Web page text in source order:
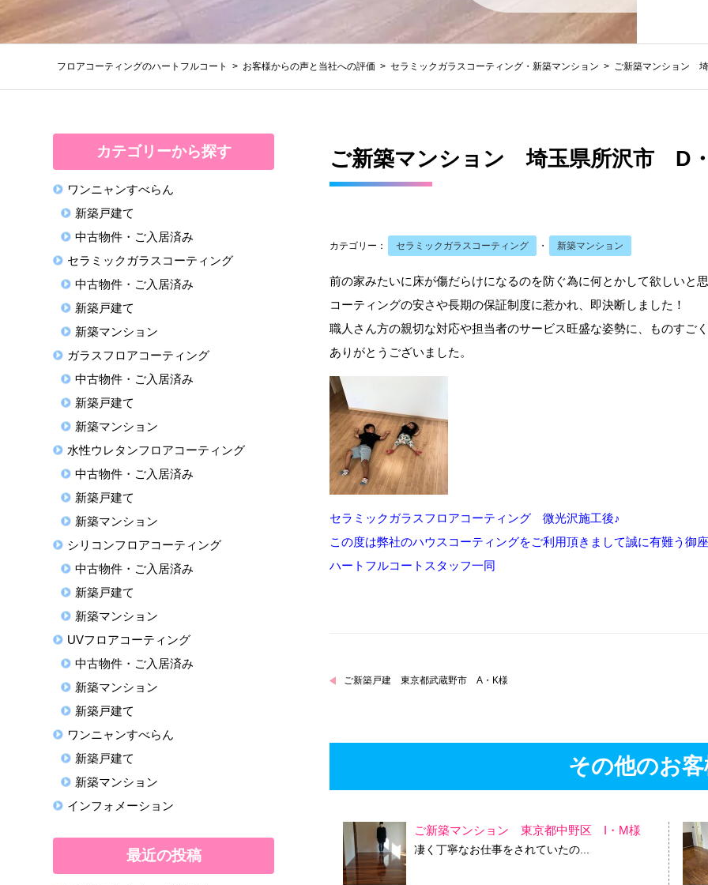
フロアコーティングのハートフルコート お客様からの声と当社への評価 セラミックガラスコーティング ・ 新築マンション ご新築マンション
ご新築マンション 埼玉県所沢市 D
カテゴリー： セラミックガラスコーティング ・ 新築マンション
前の家みたいに床が傷だらけになるのを防ぐ為に何とかして欲しいと
コーティングの安さや長期の保証制度に惹かれ、即決断しました！
職人さん方の親切な対応や担当者のサービス旺盛な姿勢に、ものすご
ありがとうございました。
セラミックガラスフロアコーティング 微光沢施工後♪
この度は弊社のハウスコーティングをご利用頂きまして誠に有難う御座
ハートフルコートスタッフ一同
ご新築戸建 東京都武蔵野市 A・K様
その他のお
ご新築マンション 東京都中野区 I・M様
凄く丁寧なお仕事をされていたの...
カテゴリーから探す
ワンニャンすべらん
新築戸建て
中古物件・ご入居済み
セラミックガラスコーティング
中古物件・ご入居済み
新築戸建て
新築マンション
ガラスフロアコーティング
中古物件・ご入居済み
新築戸建て
新築マンション
水性ウレタンフロアコーティング
中古物件・ご入居済み
新築戸建て
新築マンション
シリコンフロアコーティング
中古物件・ご入居済み
新築戸建て
新築マンション
UVフロアコーティング
中古物件・ご入居済み
新築マンション
新築戸建て
ワンニャンすべらん
新築戸建て
新築マンション
インフォメーション
最近の投稿